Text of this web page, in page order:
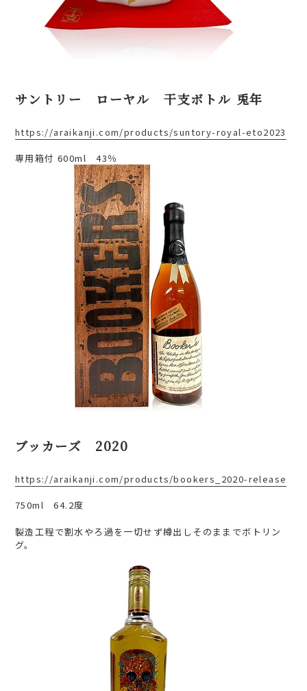
サントリー ローヤル 干支ボトル 兎年
https://araikanji.com/products/suntory-royal-eto2023
専用箱付 600ml 43％
ブッカーズ 2020
https://araikanji.com/products/bookers_2020-release
750ml 64.2度
製造工程で割水やろ過を一切せず樽出しそのままでボトリン
グ。